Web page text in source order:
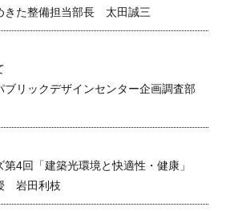
きた整備担当部長 太田誠三
ブリックデザインセンター企画調査部
4回「建築光環境と快適性・健康」
岩田利枝